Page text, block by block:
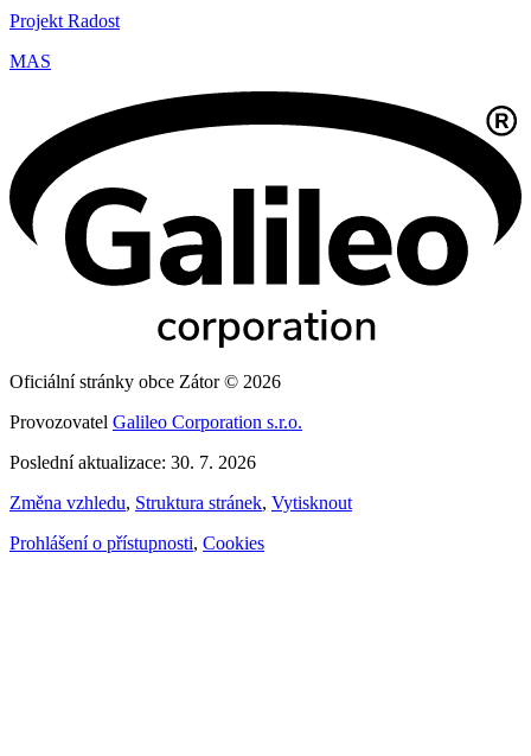
Projekt Radost
MAS
Oficiální stránky obce Zátor © 2026
Provozovatel Galileo Corporation s.r.o.
Poslední aktualizace: 30. 7. 2026
Změna vzhledu, Struktura stránek, Vytisknout
Prohlášení o přístupnosti, Cookies